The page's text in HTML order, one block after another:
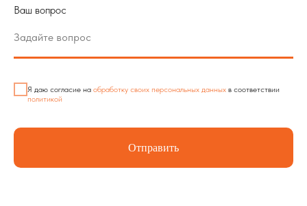
Ваш вопрос
Я даю согласие на обработку своих персональных данных в соответствии
политикой
Отправить